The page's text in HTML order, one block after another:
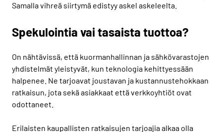
Samalla vihreä siirtymä edistyy askel askeleelta.
Spekulointia vai tasaista tuottoa?
On nähtävissä, että kuormanhallinnan ja sähkövarastojen
yhdistelmät yleistyvät, kun teknologia kehittyessään
halpenee. Ne tarjoavat joustavan ja kustannustehokkaan
ratkaisun, jota sekä asiakkaat että verkkoyhtiöt ovat
odottaneet.
Erilaisten kaupallisten ratkaisujen tarjoajia alkaa olla